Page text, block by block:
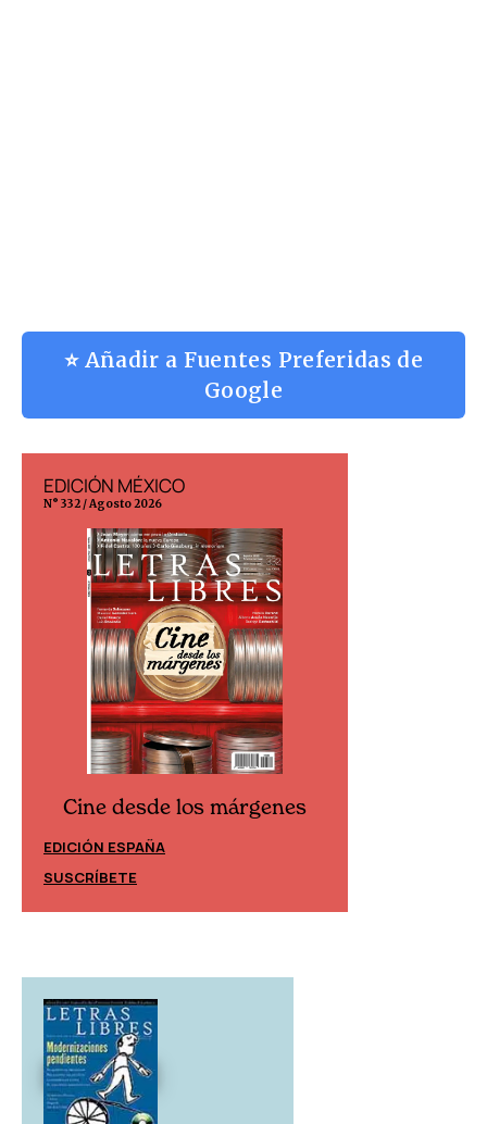
⭐ Añadir a Fuentes Preferidas de
Google
EDICIÓN MÉXICO
N° 332 / Agosto 2026
Cine desde los márgenes
EDICIÓN ESPAÑA
SUSCRÍBETE